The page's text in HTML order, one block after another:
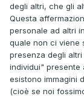
degli altri, che gli
Questa
personale ad altri
quale non ci viene
presenza degli
individui" presente
esistono immagini
(cioè se noi